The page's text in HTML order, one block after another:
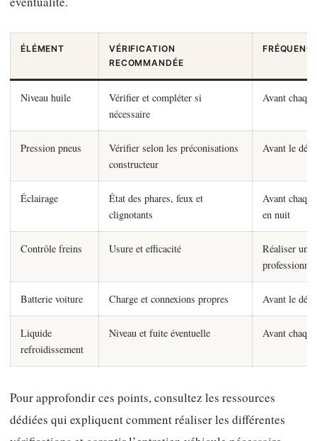
ÉLÉMENT
VÉRIFICATION
RECOMMANDÉE
Niveau huile
Vérifier et compléter si
nécessaire
Avant
Pression pneus
Vérifier selon les préconisations
constructeur
Avant le
Éclairage
État des phares, feux et
clignotants
Avant
en nuit
Contrôle freins Usure et efficacité
Réaliser une
Batterie voiture Charge et connexions propres Avant le
Liquide
refroidissement
Niveau et fuite éventuelle Avant
Pour approfondir ces points, consultez les ressources
dédiées qui expliquent comment réaliser les différentes